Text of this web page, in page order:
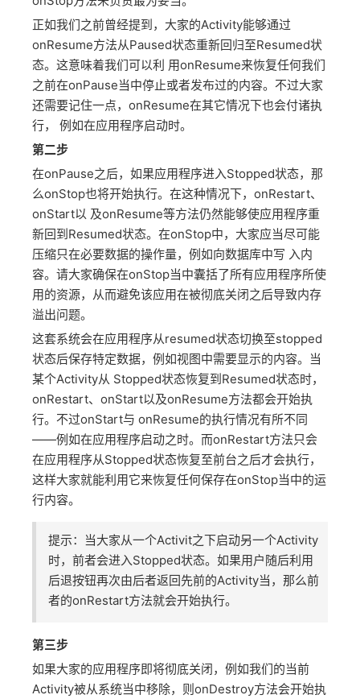
正如我们之前曾经提到，大家的Activity能够通过
onResume方法从Paused状态重新回归至Resumed状
态。这意味着我们可以利 用onResume来恢复任何我们
之前在onPause当中停止或者发布过的内容。不过大家
还需要记住一点，onResume在其它情况下也会付诸执
行， 例如在应用程序启动时。
第二步
在onPause之后，如果应用程序进入Stopped状态，那
么onStop也将开始执行。在这种情况下，onRestart、
onStart以 及onResume等方法仍然能够使应用程序重
新回到Resumed状态。在onStop中，大家应当尽可能
压缩只在必要数据的操作量，例如向数据库中写 入内
容。请大家确保在onStop当中囊括了所有应用程序所使
用的资源，从而避免该应用在被彻底关闭之后导致内存
溢出问题。
这套系统会在应用程序从resumed状态切换至stopped
状态后保存特定数据，例如视图中需要显示的内容。当
某个Activity从 Stopped状态恢复到Resumed状态时，
onRestart、onStart以及onResume方法都会开始执
行。不过onStart与 onResume的执行情况有所不同
——例如在应用程序启动之时。而onRestart方法只会
在应用程序从Stopped状态恢复至前台之后才会执行，
这样大家就能利用它来恢复任何保存在onStop当中的运
行内容。
提示：当大家从一个Activit之下启动另一个Activity
时，前者会进入Stopped状态。如果用户随后利用
后退按钮再次由后者返回先前的Activity当，那么前
者的onRestart方法就会开始执行。
第三步
如果大家的应用程序即将彻底关闭，例如我们的当前
Activity被从系统当中移除，则onDestroy方法会开始执